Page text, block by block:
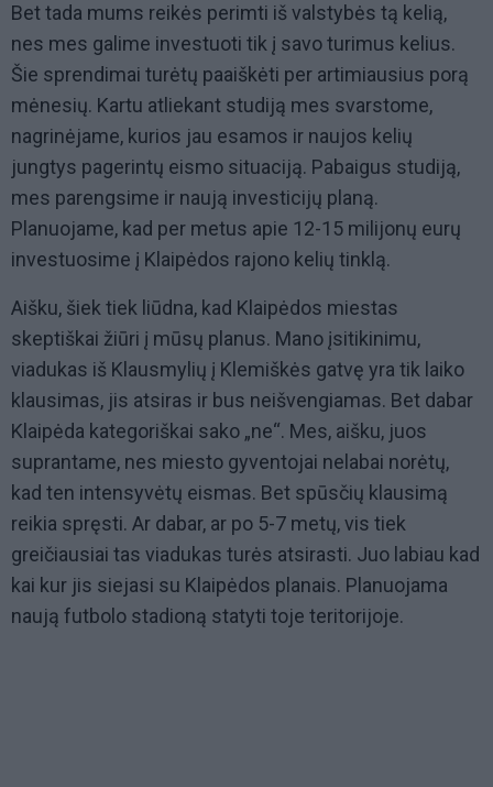
Bet tada mums reikės perimti iš valstybės tą kelią,
nes mes galime investuoti tik į savo turimus kelius.
Šie sprendimai turėtų paaiškėti per artimiausius porą
mėnesių. Kartu atliekant studiją mes svarstome,
nagrinėjame, kurios jau esamos ir naujos kelių
jungtys pagerintų eismo situaciją. Pabaigus studiją,
mes parengsime ir naują investicijų planą.
Planuojame, kad per metus apie 12-15 milijonų eurų
investuosime į Klaipėdos rajono kelių tinklą.
Aišku, šiek tiek liūdna, kad Klaipėdos miestas
skeptiškai žiūri į mūsų planus. Mano įsitikinimu,
viadukas iš Klausmylių į Klemiškės gatvę yra tik laiko
klausimas, jis atsiras ir bus neišvengiamas. Bet dabar
Klaipėda kategoriškai sako „ne“. Mes, aišku, juos
suprantame, nes miesto gyventojai nelabai norėtų,
kad ten intensyvėtų eismas. Bet spūsčių klausimą
reikia spręsti. Ar dabar, ar po 5-7 metų, vis tiek
greičiausiai tas viadukas turės atsirasti. Juo labiau kad
kai kur jis siejasi su Klaipėdos planais. Planuojama
naują futbolo stadioną statyti toje teritorijoje.